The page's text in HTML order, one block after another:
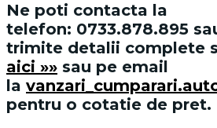
Ne poti contacta la
telefon: 0733.878.895
trimite detalii complete
aici »» sau pe email
la
pentru o cotatie de pret.